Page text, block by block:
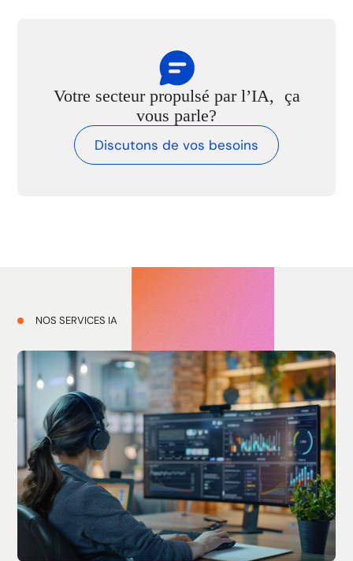
Votre secteur propulsé par l’IA, ça
vous parle?
Discutons de vos besoins
NOS SERVICES IA